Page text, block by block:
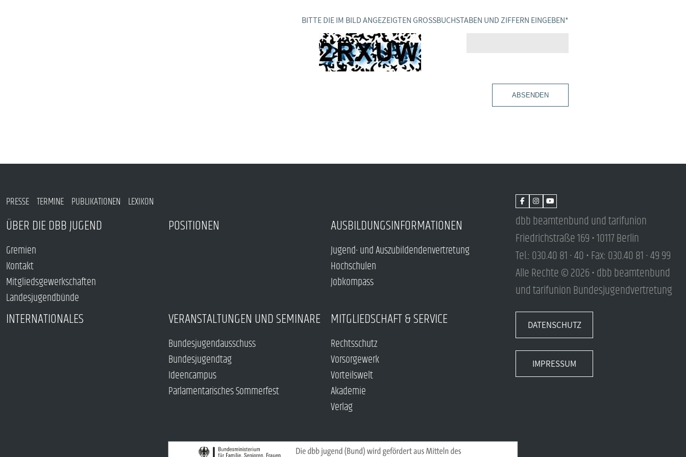
Landesjugendbünde
Parlamentarisches Sommerfest
AkademieBITTE DIE IM BILD ANGEZEIGTEN GROSSBUCHSTABEN UND ZIFFERN EINGEBEN *
ABSENDEN
PRESSE TERMINE PUBLIKATIONEN LEXIKON
ÜBER DIE DBB JUGEND
Gremien
Kontakt
Mitgliedsgewerkschaften
Landesjugendbünde
POSITIONEN AUSBILDUNGSINFORMATIONEN
Jugend- und Auszubildendenvertretung
Hochschulen
Jobkompass
INTERNATIONALES VERANSTALTUNGEN UND SEMINARE
Bundesjugendausschuss
Bundesjugendtag
Ideencampus
Parlamentarisches Sommerfest
MITGLIEDSCHAFT & SERVICE
Rechtsschutz
Vorsorgewerk
Vorteilswelt
Akademie
Verlag
dbb beamtenbund und tarifunion
Friedrichstraße 169 • 10117 Berlin
Tel.: 030.40 81 - 40 • Fax: 030.40 81 - 49 99
Alle Rechte © 2026 • dbb beamtenbund
und tarifunion Bundesjugendvertretung
DATENSCHUTZ
IMPRESSUM